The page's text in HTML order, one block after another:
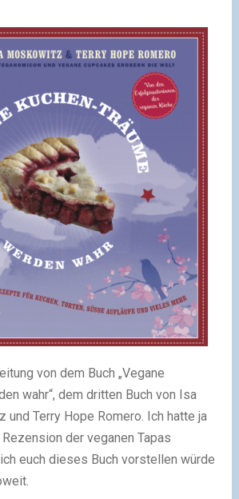
von dem Buch „Vegane
wahr“, dem dritten Buch von Isa
und Terry Hope Romero. Ich hatte ja
der veganen Tapas
euch dieses Buch vorstellen würde